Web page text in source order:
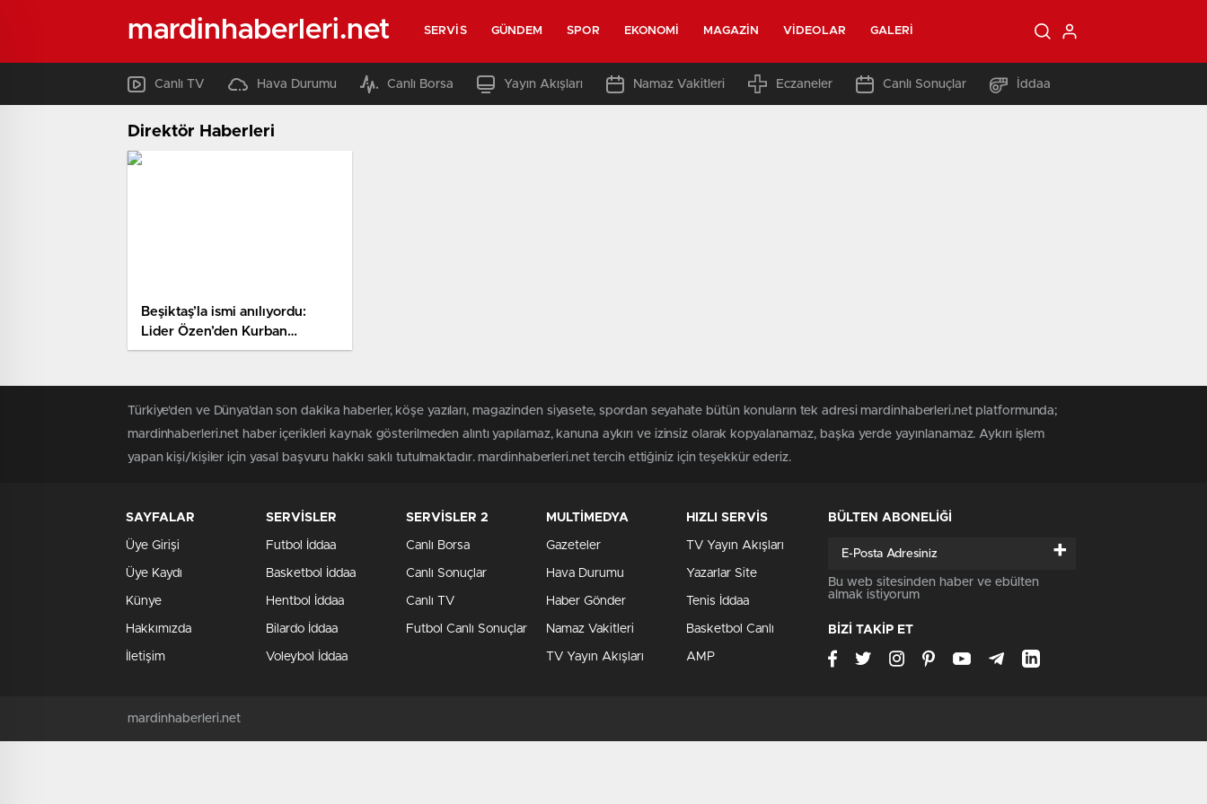
mardinhaberleri.net SERVIS GÜNDEM SPOR EKONOMI MAGAZIN VIDEOLAR GALERI
Canlı TV Hava Durumu Canlı Borsa Yayın Akışları Namaz Vakitleri Eczaneler Canlı Sonuçlar İddaa
Direktör Haberleri
Beşiktaş’la ismi anılıyordu:
Lider Özen’den Kurban
Kurbanov açıklaması!
Türkiye'den ve Dünya’dan son dakika haberler, köşe yazıları, magazinden siyasete, spordan seyahate bütün konuların tek adresi mardinhaberleri.net platformunda;
mardinhaberleri.net haber içerikleri kaynak gösterilmeden alıntı yapılamaz, kanuna aykırı ve izinsiz olarak kopyalanamaz, başka yerde yayınlanamaz. Aykırı işlem
yapan kişi/kişiler için yasal başvuru hakkı saklı tutulmaktadır. mardinhaberleri.net tercih ettiğiniz için teşekkür ederiz.
SAYFALAR
Üye Girişi
Üye Kaydı
Künye
Hakkımızda
İletişim
SERVİSLER
Futbol İddaa
Basketbol İddaa
Hentbol İddaa
Bilardo İddaa
Voleybol İddaa
SERVİSLER 2
Canlı Borsa
Canlı Sonuçlar
Canlı TV
Futbol Canlı Sonuçlar
MULTİMEDYA
Gazeteler
Hava Durumu
Haber Gönder
Namaz Vakitleri
TV Yayın Akışları
HIZLI SERVİS
TV Yayın Akışları
Yazarlar Site
Tenis İddaa
Basketbol Canlı
AMP
BÜLTEN ABONELİĞİ
+
Bu web sitesinden haber ve ebülten
almak istiyorum
BİZİ TAKİP ET
mardinhaberleri.net